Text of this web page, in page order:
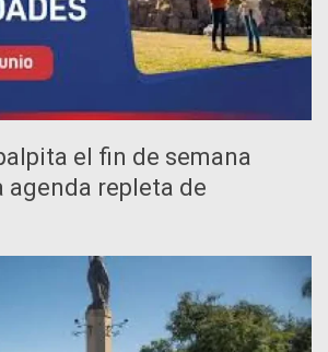
el fin de semana
agenda repleta de